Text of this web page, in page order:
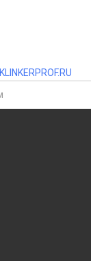
KLINKERPROF.RU